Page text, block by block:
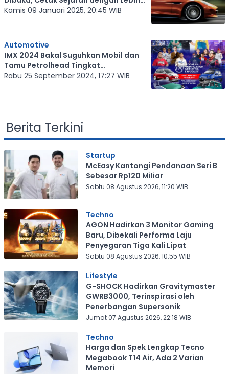
dari 160 Kendaraan
Kamis 09 Januari 2025, 20:45 WIB
Automotive
IMX 2024 Bakal Suguhkan Mobil dan
Tamu Petrolhead Tingkat
Internasional
Rabu 25 September 2024, 17:27 WIB
Berita Terkini
Startup
McEasy Kantongi Pendanaan Seri B
Sebesar Rp120 Miliar
Sabtu 08 Agustus 2026, 11:20 WIB
Techno
AGON Hadirkan 3 Monitor Gaming
Baru, Dibekali Performa Laju
Penyegaran Tiga Kali Lipat
Sabtu 08 Agustus 2026, 10:55 WIB
Lifestyle
G-SHOCK Hadirkan Gravitymaster
GWRB3000, Terinspirasi oleh
Penerbangan Supersonik
Jumat 07 Agustus 2026, 22:18 WIB
Techno
Harga dan Spek Lengkap Tecno
Megabook T14 Air, Ada 2 Varian
Memori